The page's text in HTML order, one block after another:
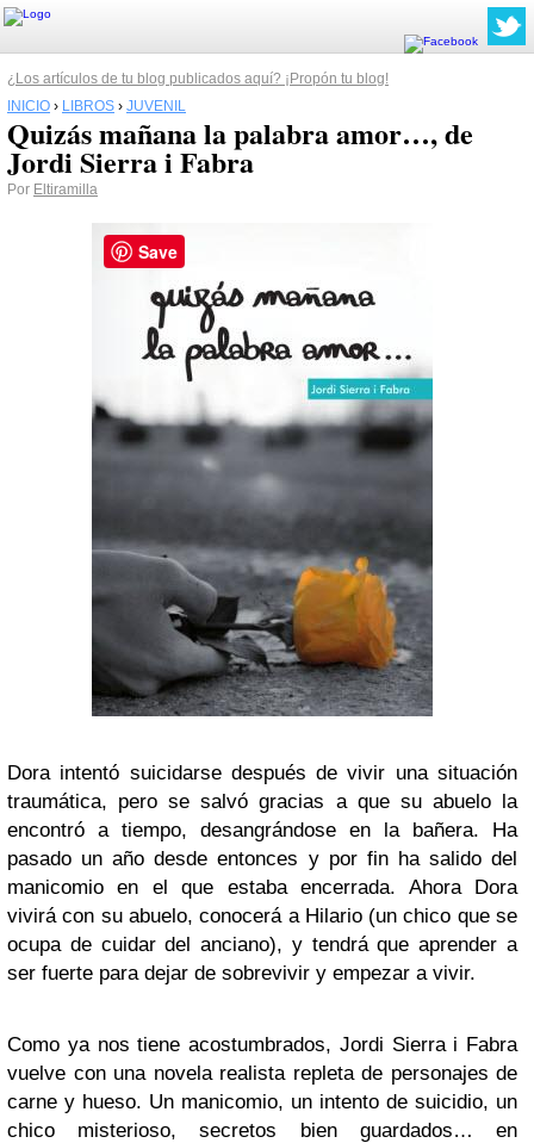
¿Los artículos de tu blog publicados aquí? ¡Propón tu blog!
INICIO › LIBROS › JUVENIL
Quizás mañana la palabra amor…, de
Jordi Sierra i Fabra
Por Eltiramilla
Dora intentó suicidarse después de vivir una situación
traumática, pero se salvó gracias a que su abuelo la
encontró a tiempo, desangrándose en la bañera. Ha
pasado un año desde entonces y por fin ha salido del
manicomio en el que estaba encerrada. Ahora Dora
vivirá con su abuelo, conocerá a Hilario (un chico que se
ocupa de cuidar del anciano), y tendrá que aprender a
ser fuerte para dejar de sobrevivir y empezar a vivir.
Como ya nos tiene acostumbrados, Jordi Sierra i Fabra
vuelve con una novela realista repleta de personajes de
carne y hueso. Un manicomio, un intento de suicidio, un
chico misterioso, secretos bien guardados… en
Save